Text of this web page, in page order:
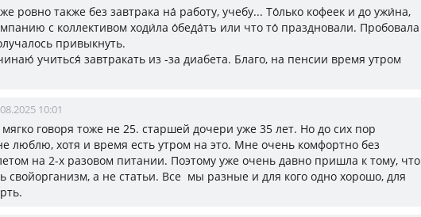
ровно также без завтрака на́ работу, учебу... То́лько кофеек и до ужи́на,
с коллективом ходи́ла о́беда́тъ или что то́ праздновали. Пробовала
привыкнуть.
учиться́ завтракать из -за диабета. Благо, на пенсии время утром
10:01
говоря тоже не 25. старшей дочери уже 35 лет. Но до сих пор
люблю, хотя и время есть утром на это. Мне очень комфортно без
на 2-х разовом питании. Поэтому уже очень давно пришла к тому, что
свойорганизм, а не статьи. Все мы разные и для кого одно хорошо, для